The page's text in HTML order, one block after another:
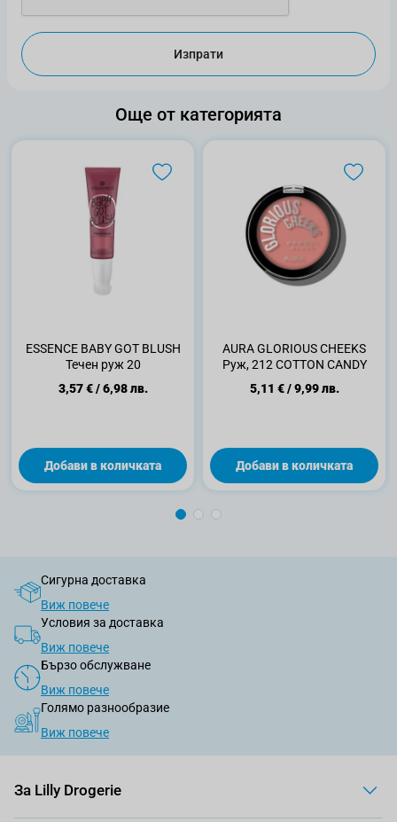
Изпрати
Още от категорията
ESSENCE BABY GOT BLUSH
Течен руж 20
3,57 €/6,98 лв.
Добави в количката
AURA GLORIOUS CHEEKS
Руж, 212 COTTON CANDY
5,11 €/9,99 лв.
Добави в количката
Сигурна доставка
Виж повече
Условия за доставка
Виж повече
Бързо обслужване
Виж повече
Голямо разнообразие
Виж повече
За Lilly Drogerie